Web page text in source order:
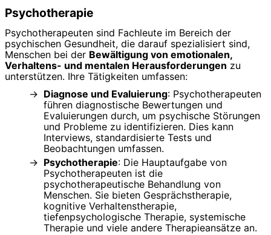
Psychotherapie
Psychotherapeuten sind Fachleute im Bereich der
psychischen Gesundheit, die darauf spezialisiert sind,
Menschen bei der Bewältigung von emotionalen,
Verhaltens- und mentalen Herausforderungen zu
unterstützen. Ihre Tätigkeiten umfassen:
Diagnose und Evaluierung: Psychotherapeuten
führen diagnostische Bewertungen und
Evaluierungen durch, um psychische Störungen
und Probleme zu identifizieren. Dies kann
Interviews, standardisierte Tests und
Beobachtungen umfassen.
Psychotherapie: Die Hauptaufgabe von
Psychotherapeuten ist die
psychotherapeutische Behandlung von
Menschen. Sie bieten Gesprächstherapie,
kognitive Verhaltenstherapie,
tiefenpsychologische Therapie, systemische
Therapie und viele andere Therapieansätze an.